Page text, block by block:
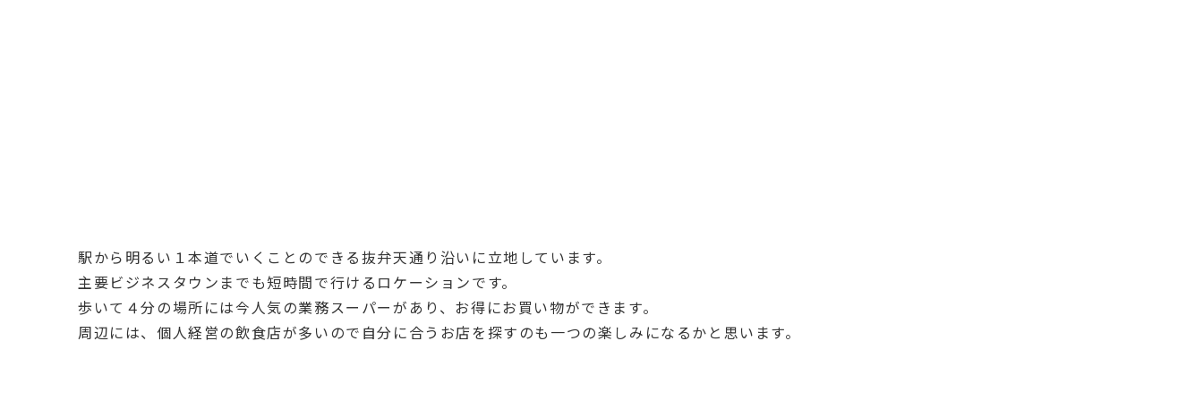
駅から明るい１本道でいくことのできる抜弁天通り沿いに立地しています。
主要ビジネスタウンまでも短時間で行けるロケーションです。
歩いて４分の場所には今人気の業務スーパーがあり、お得にお買い物ができます。
周辺には、個人経営の飲食店が多いので自分に合うお店を探すのも一つの楽しみになるかと思います。